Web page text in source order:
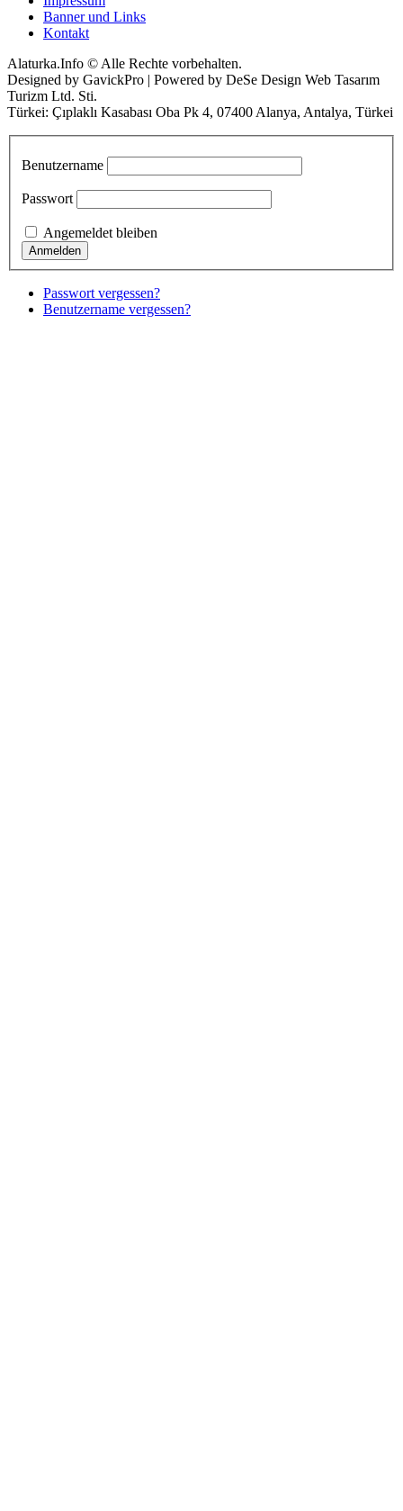
Banner und Links
Kontakt
Alaturka.Info © Alle Rechte vorbehalten.
Designed by GavickPro | Powered by DeSe Design Web Tasarım
Turizm Ltd. Sti.
Türkei: Çıplaklı Kasabası Oba Pk 4, 07400 Alanya, Antalya, Türkei
Benutzername
Passwort
Angemeldet bleiben
Passwort vergessen?
Benutzername vergessen?